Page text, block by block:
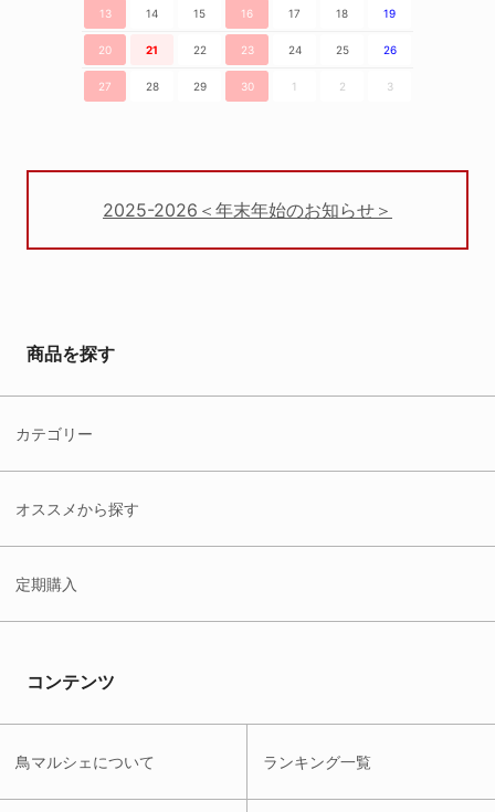
13 14 15 16 17 18 19
20 21 22 23 24 25 26
27 28 29 30 1 2 3
2025-2026＜年末年始のお知らせ＞
商品を探す
カテゴリー
オススメから探す
定期購入
コンテンツ
鳥マルシェについて ランキング一覧